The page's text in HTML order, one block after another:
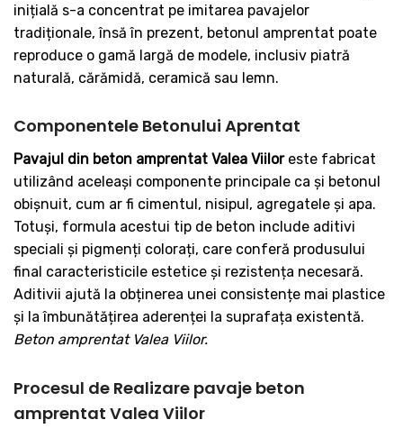
inițială s-a concentrat pe imitarea pavajelor
tradiționale, însă în prezent, betonul amprentat poate
reproduce o gamă largă de modele, inclusiv piatră
naturală, cărămidă, ceramică sau lemn.
Componentele Betonului Aprentat
Pavajul din beton amprentat Valea Viilor este fabricat
utilizând aceleași componente principale ca și betonul
obișnuit, cum ar fi cimentul, nisipul, agregatele și apa.
Totuși, formula acestui tip de beton include aditivi
speciali și pigmenți colorați, care conferă produsului
final caracteristicile estetice și rezistența necesară.
Aditivii ajută la obținerea unei consistențe mai plastice
și la îmbunătățirea aderenței la suprafața existentă.
Beton amprentat Valea Viilor.
Procesul de Realizare pavaje beton
amprentat Valea Viilor